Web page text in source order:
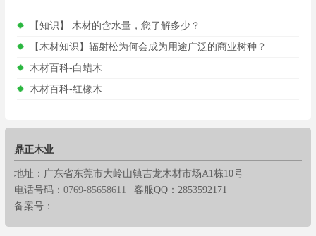
【知识】 木材的含水量，您了解多少？
【木材知识】辐射松为何会成为用途广泛的商业树种？
木材百科-白蜡木
木材百科-红橡木
鼎正木业
地址：广东省东莞市大岭山镇吉龙木材市场A1栋10号
电话号码： 0769-85658611
客服QQ：2853592171
备案号：